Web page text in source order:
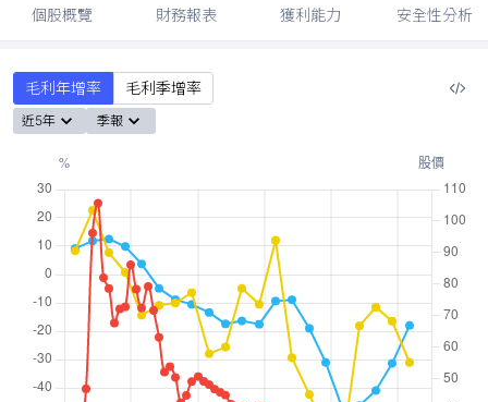
個股概覽 財務報表 獲利能力 安全性分析
毛利年增率 毛利季增率
近5年 季報